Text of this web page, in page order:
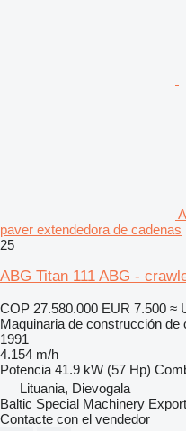
paver extendedora de cadenas
25
ABG Titan 111 ABG -
COP 27.580.000 EUR 7.500 ≈
Maquinaria de construcción
1991
4.154 m/h
Potencia 41.9 kW (57 Hp)
Lituania, Dievogala
Baltic Special Machinery Export
Contacte con el vendedor